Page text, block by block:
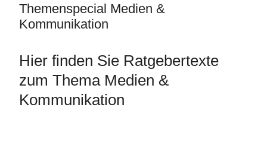
Themenspecial Medien &
Kommunikation
Hier finden Sie Ratgebertexte
zum Thema Medien &
Kommunikation